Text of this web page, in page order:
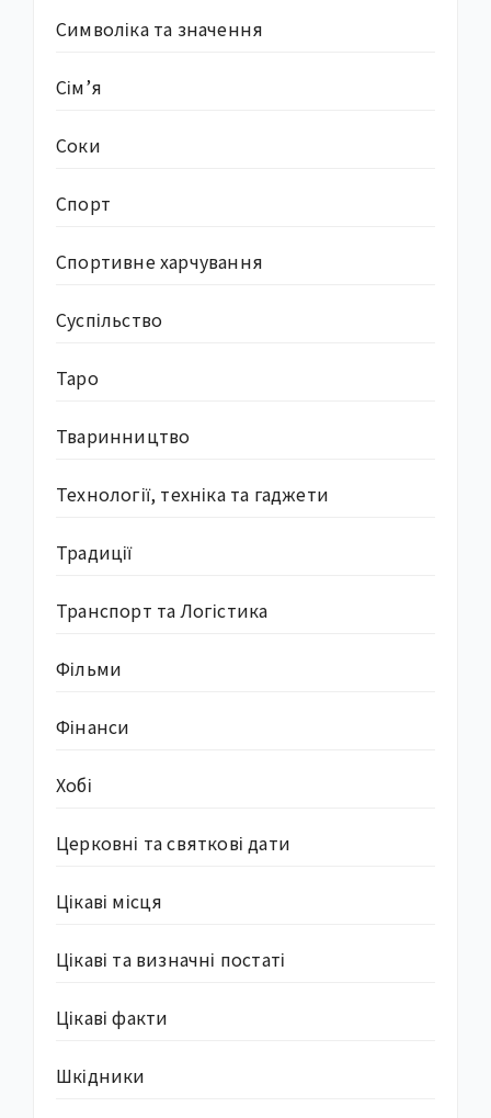
Символіка та значення
Сім’я
Соки
Спорт
Спортивне харчування
Суcпільство
Таро
Тваринництво
Технології, техніка та гаджети
Традиції
Транспорт та Логістика
Фільми
Фінанси
Хобі
Церковні та святкові дати
Цікаві місця
Цікаві та визначні постаті
Цікаві факти
Шкідники